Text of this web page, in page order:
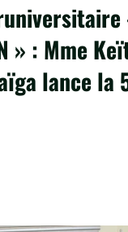
» : Mme
lance la